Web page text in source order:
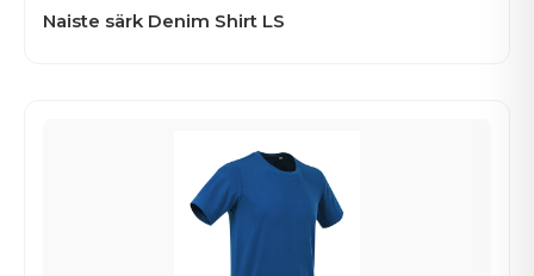
Naiste särk Denim Shirt LS